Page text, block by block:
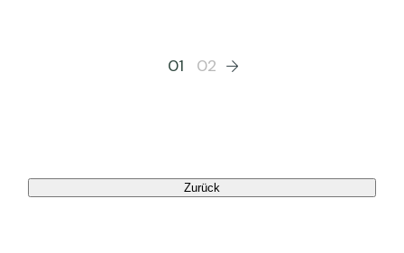
Zurück
01 02